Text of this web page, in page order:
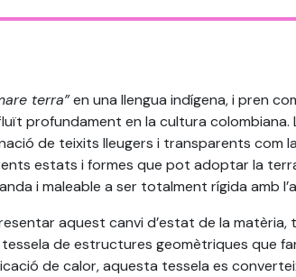
terra”en una llengua indígena, i pren
profundament en la cultura colombiana.
de teixits lleugers i transparents com
estats i formes que pot adoptar la
i maleable a ser totalment rígida amb
aquest canvi d’estat de la
de estructures geomètriques que
de calor, aquesta tessela es